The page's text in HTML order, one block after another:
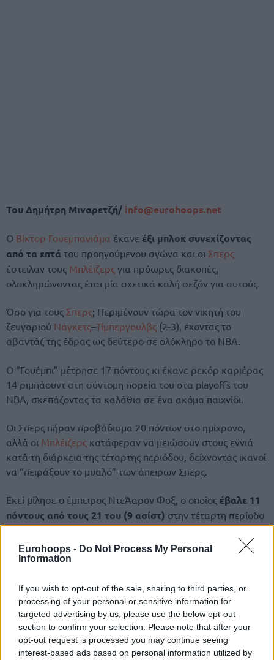
Eurohoops - Do Not Process My Personal
Information
If you wish to opt-out of the sale, sharing to third parties, or
processing of your personal or sensitive information for
targeted advertising by us, please use the below opt-out
section to confirm your selection. Please note that after your
opt-out request is processed you may continue seeing
interest-based ads based on personal information utilized by
Του Δημήτρη Μιναρετζή/ info@eurohoops.net
Ο Βίκτορ Γουεμπανιάμα έκανε έξι μπλοκ συνεχίζοντας
από τα επτά του προηγούμενου αγώνα και οι Σπερς
έστειλαν τους Μπλέιζερς για πρόωρες διακοπές,
ολοκληρώνοντας έτσι μία σχετικά καλή σεζόν για αυτούς.
Όσο για τους Σπερς; Περιμένουν τώρα τον νικητή του
ζευγαριού Νάγκετς–Τίμπεργουλβς (2-3), έχοντας το
αβαντάζ της έδρας ως δεύτερο σε ολόκληρο το ΝΒΑ.
Ο “Γουέμπι” μέτρησε 17 πόντους κι έκανε ρεκόρ καριέρας
14 ριμπάουντ στη σύντομη πορεία του στα playoffs του
ΝΒΑ, σκεπάζοντας τα καλάθια σε ένα ακόμα παιχνίδι.
Οι Σπερς πήραν προβάδισμα 20 πόντων στο ημίχρονο,
αλλά οι Μπλέιζερς κατάφεραν να μειώσουν στους εννιά
κατά τη διάρκεια της τέταρτης περιόδου, δείχνοντας ικανοί
να “πειράξουν το μυαλό” των άπειρων Σπερς.
Εκεί μίλησε ο έμπειρος ΝτεΆαρον Φοξ, ο οποίος έβαλε 11
πόντους από τους 21 του (9 ασίστ) στην τέταρτη περίοδο
και οι γηπεδούχοι πήραν την εύκολη νίκη στο Game 5 (4-1),
ολοκληρώνοντας τη σειρά με αμυντικό “masterclass”.